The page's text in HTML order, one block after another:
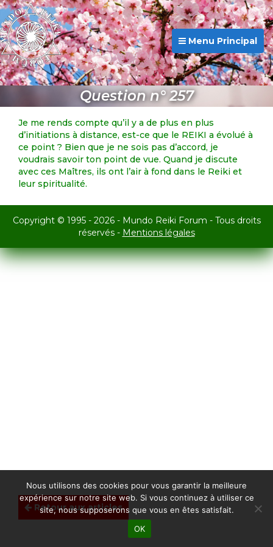
Menu Principal
Question n° 257
Retour aux articles
Je me rends compte qu’il y a de plus en plus
d’initiations à distance, est-ce que le REIKI a évolué à
ce point ? Bien que je ne sois pas d’accord, je
voudrais savoir ton point de vue. Quand je discute
avec ces Maîtres, ils ont l’air à fond dans le Reiki et
leur spiritualité.
Copyright © 1995 - 2026 - Mundo Reiki Forum - Tous droits
réservés - Mentions légales
Nous utilisons des cookies pour vous garantir la meilleure
expérience sur notre site web. Si vous continuez à utiliser ce
site, nous supposerons que vous en êtes satisfait.
OK